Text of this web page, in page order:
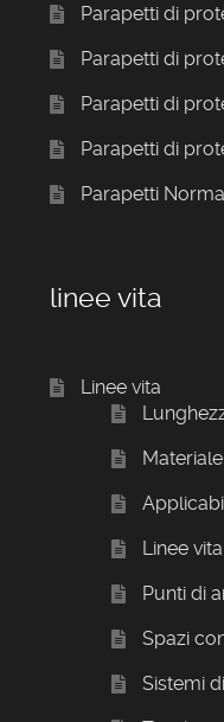
Parapetti di
Parapetti di
Parapetti di
Parapetti di
Parapetti
linee vita
Linee vita
Linee vita
Punti di
Spazi
Sistemi